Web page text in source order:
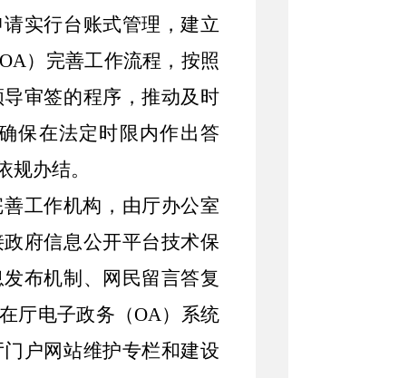
实行台账式管理，建立
OA）完善工作流程，按照
审签的程序，推动及时
保在法定时限内作出答
规办结。
善工作机构， 由厅办公室
府信息公开平台技术保
布机制、网民留言答复
厅电子政务（OA）系统
户网站维护专栏和建设